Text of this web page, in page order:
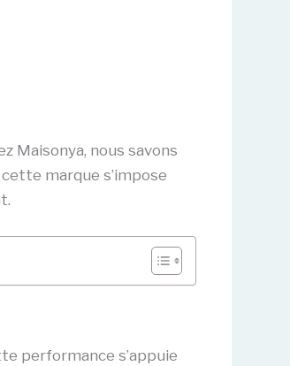
Maisonya, nous savons
marque s’impose
performance s’appuie